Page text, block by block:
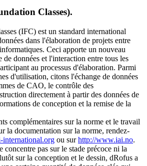
Classes).
(IFC) est un standard international
dans l'élaboration de projets entre
Ceci apporte un nouveau
données et l'interaction entre tous les
au processus d'élaboration. Parmi
d'utilisation, citons l'échange de données
de CAO, le contrôle des
directement à partir des données de
de conception et la remise de la
complémentaires sur la norme et le travail
la documentation sur la norme, rendez-
ou surhttp://www.iai.no.
concentre pas sur le stade précoce ni la
sur la conception et le dessin, dRofus a